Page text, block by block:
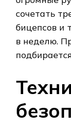
сочетать
бицепсов и
в неделю.